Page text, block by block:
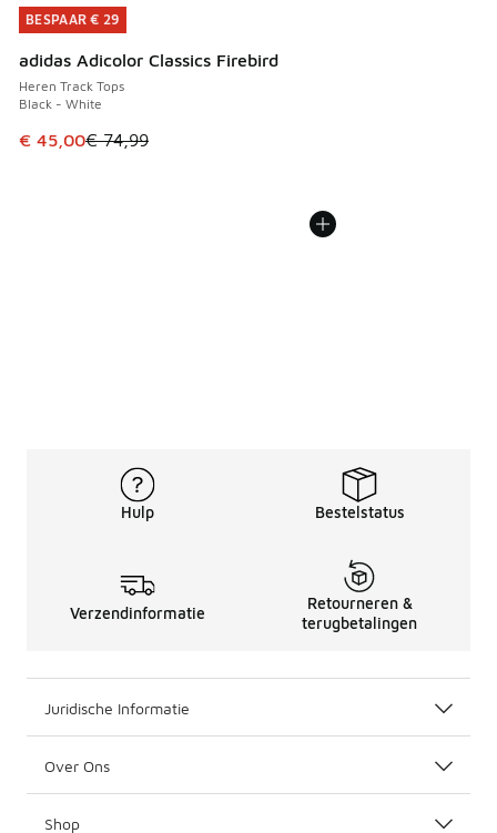
BESPAAR € 29
adidas Adicolor Classics Firebird
Heren Track Tops
Black - White
Dit artikel is in de uitverkoop. Dit artikel is in de
€ 45,00€ 74,99
BESPAAR € 29
Hulp Bestelstatus
Verzendinformatie
Retourneren &
terugbetalingen
Juridische Informatie
Over Ons
Shop